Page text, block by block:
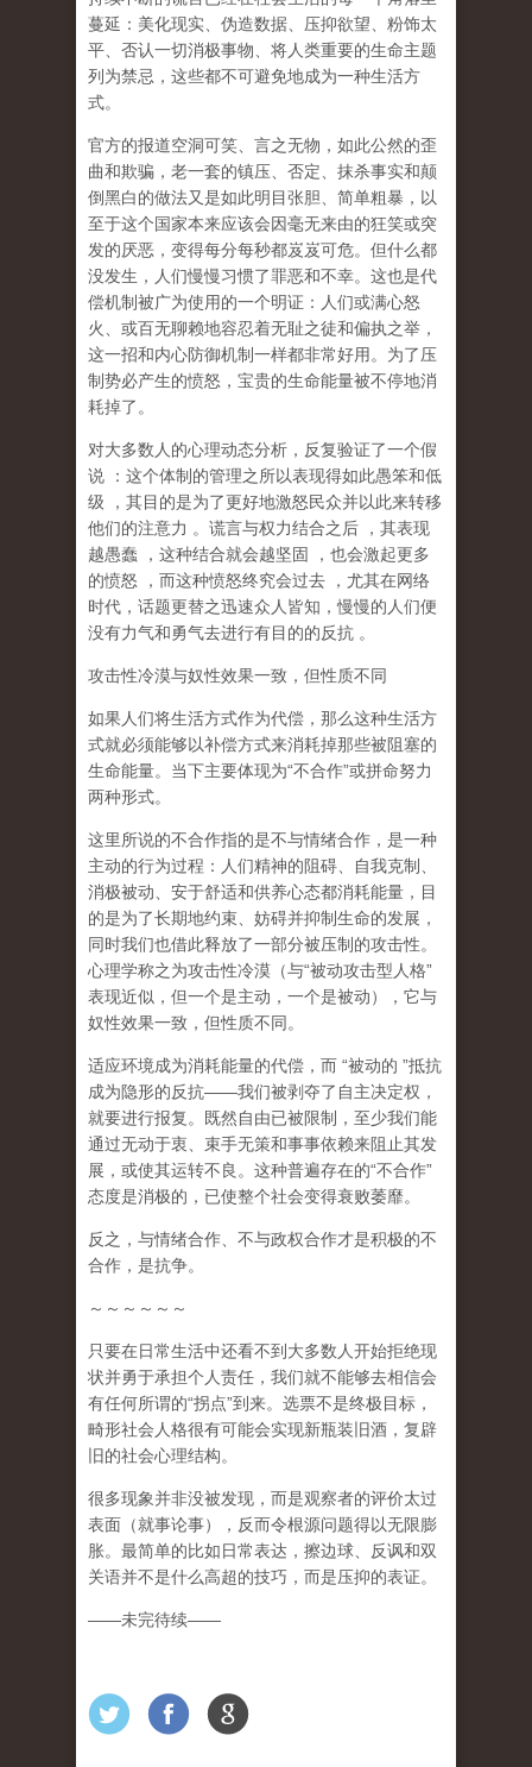
蔓延：美化现实、伪造数据、压抑欲望、粉饰太
平、否认一切消极事物、将人类重要的生命主题
列为禁忌，这些都不可避免地成为一种生活方
式。
官方的报道空洞可笑、言之无物，如此公然的歪
曲和欺骗，老一套的镇压、否定、抹杀事实和颠
倒黑白的做法又是如此明目张胆、简单粗暴，以
至于这个国家本来应该会因毫无来由的狂笑或突
发的厌恶，变得每分每秒都岌岌可危。但什么都
没发生，人们慢慢习惯了罪恶和不幸。这也是代
偿机制被广为使用的一个明证：人们或满心怒
火、或百无聊赖地容忍着无耻之徒和偏执之举，
这一招和内心防御机制一样都非常好用。为了压
制势必产生的愤怒，宝贵的生命能量被不停地消
耗掉了。
对大多数人的心理动态分析，反复验证了一个假
说
：这个体制的管理之所以表现得如此愚笨和低
级
，其目的是为了更好地激怒民众并以此来转移
他们的注意力 。谎言与权力结合之后
，其表现
越愚蠢
，这种结合就会越坚固
，也会激起更多
的愤怒
，而这种愤怒终究会过去
，尤其在网络
时代，话题更替之迅速众人皆知，慢慢的人们便
没有力气和勇气去进行有目的的反抗 。
攻击性冷漠与奴性效果一致，但性质不同
如果人们将生活方式作为代偿，那么这种生活方
式就必须能够以补偿方式来消耗掉那些被阻塞的
生命能量。当下主要体现为“不合作”或拼命努力
两种形式。
这里所说的不合作指的是不与情绪合作 ，是一种
主动的行为过程：人们精神的阻碍、自我克制、
消极被动、安于舒适和供养心态都消耗能量，目
的是为了长期地约束、妨碍并抑制生命的发展，
同时我们也借此释放了一部分被压制的攻击性。
心理学称之为攻击性冷漠 （与“被动攻击型人格”
表现近似，但一个是主动，一个是被动），它与
奴性效果一致，但性质不同。
适应环境成为消耗能量的代偿，而 “被动的 ”抵抗
成为隐形的反抗——我们被剥夺了自主决定权，
就要进行报复。既然自由已被限制，至少我们能
通过无动于衷、束手无策和事事依赖来阻止其发
展，或使其运转不良。这种普遍存在的“不合作”
态度是消极的，已使整个社会变得衰败萎靡。
反之，与情绪合作、不与政权合作才是积极的不
合作，是抗争。
～～～～～～
只要在日常生活中还看不到大多数人开始拒绝现
状并勇于承担个人责任，我们就不能够去相信会
有任何所谓的“拐点”到来。选票不是终极目标，
畸形社会人格很有可能会实现新瓶装旧酒，复辟
旧的社会心理结构。
很多现象并非没被发现，而是观察者的评价太过
表面（就事论事），反而令根源问题得以无限膨
胀。最简单的比如日常表达，擦边球、反讽和双
关语并不是什么高超的技巧，而是压抑的表证。
——未完待续——